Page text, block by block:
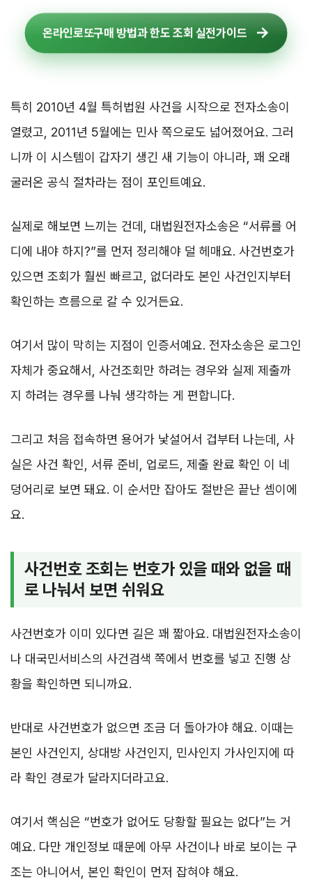
온라인로또구매 방법과 한도 조회 실전가이드
특히 2010년 4월 특허법원 사건을 시작으로 전자소송이
열렸고, 2011년 5월에는 민사 쪽으로도 넓어졌어요. 그러
니까 이 시스템이 갑자기 생긴 새 기능이 아니라, 꽤 오래
굴러온 공식 절차라는 점이 포인트예요.
실제로 해보면 느끼는 건데, 대법원전자소송은 “서류를 어
디에 내야 하지?”를 먼저 정리해야 덜 헤매요. 사건번호가
있으면 조회가 훨씬 빠르고, 없더라도 본인 사건인지부터
확인하는 흐름으로 갈 수 있거든요.
여기서 많이 막히는 지점이 인증서예요. 전자소송은 로그인
자체가 중요해서, 사건조회만 하려는 경우와 실제 제출까
지 하려는 경우를 나눠 생각하는 게 편합니다.
그리고 처음 접속하면 용어가 낯설어서 겁부터 나는데, 사
실은 사건 확인, 서류 준비, 업로드, 제출 완료 확인 이 네
덩어리로 보면 돼요. 이 순서만 잡아도 절반은 끝난 셈이에
요.
사건번호 조회는 번호가 있을 때와 없을 때
로 나눠서 보면 쉬워요
사건번호가 이미 있다면 길은 꽤 짧아요. 대법원전자소송이
나 대국민서비스의 사건검색 쪽에서 번호를 넣고 진행 상
황을 확인하면 되니까요.
반대로 사건번호가 없으면 조금 더 돌아가야 해요. 이때는
본인 사건인지, 상대방 사건인지, 민사인지 가사인지에 따
라 확인 경로가 달라지더라고요.
여기서 핵심은 “번호가 없어도 당황할 필요는 없다”는 거
예요. 다만 개인정보 때문에 아무 사건이나 바로 보이는 구
조는 아니어서, 본인 확인이 먼저 잡혀야 해요.